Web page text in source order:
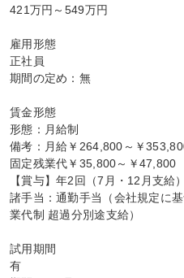
421万円～549万円
雇用形態
正社員
期間の定め：無
賃金形態
形態：月給制
備考：月給￥264,800～￥
固定残業代￥35,800～￥47,800
【賞与】年2回（7月・12月支給
諸手当：通勤手当（会社規定に
業代制 超過分別途支給）
試用期間
有